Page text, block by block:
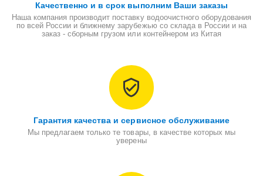
Качественно и в срок выполним Ваши заказы
Наша компания производит поставку водоочистного оборудования
по всей России и ближнему зарубежью со склада в России и на
заказ - сборным грузом или контейнером из Китая
Гарантия качества и сервисное обслуживание
Мы предлагаем только те товары, в качестве которых мы
уверены